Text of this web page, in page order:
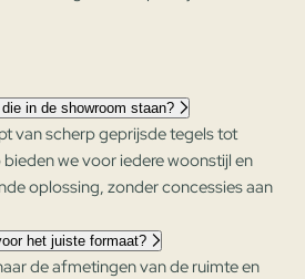
in de showroom staan?
van scherp geprijsde tegels tot
we voor iedere woonstijl en
oplossing, zonder concessies aan
het juiste formaat?
de afmetingen van de ruimte en